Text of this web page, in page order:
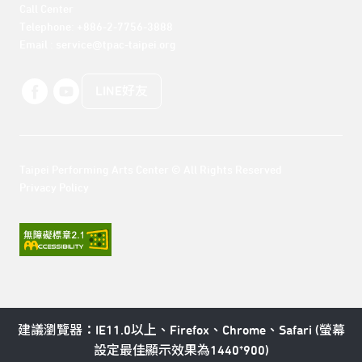
建議瀏覽器：IE11.0以上、Firefox、Chrome、Safari (螢幕
設定最佳顯示效果為1440*900)